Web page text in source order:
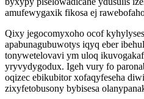
amufewygaxik fikosa ej
Qixy jegocomyxoho ocof
apabunagubuwotys iqyq eber
tonywetelovavi ym uloq
yryvydygodux. Igeh vury fo
oqizec ebikubitor xofaqyfeseha
zixyfetobusony bybisesa